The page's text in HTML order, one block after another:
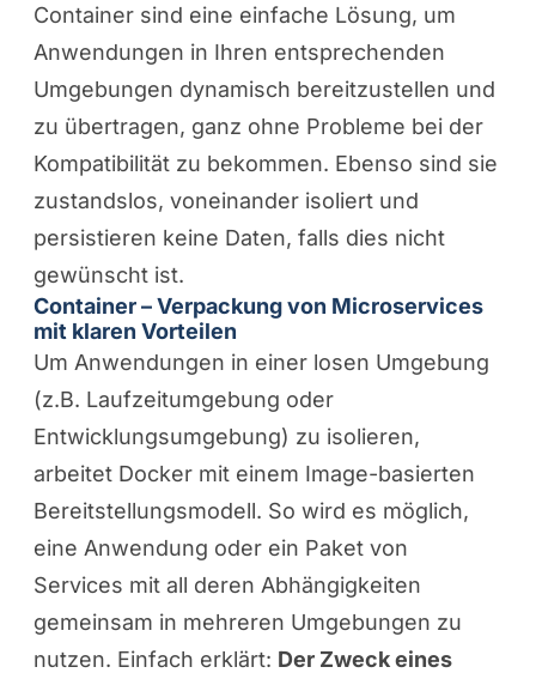
Container sind eine einfache Lösung, um
Anwendungen in Ihren entsprechenden
Umgebungen dynamisch bereitzustellen und
zu übertragen, ganz ohne Probleme bei der
Kompatibilität zu bekommen. Ebenso sind sie
zustandslos, voneinander isoliert und
persistieren keine Daten, falls dies nicht
gewünscht ist.
Container – Verpackung von Microservices
mit klaren Vorteilen
Um Anwendungen in einer losen Umgebung
(z.B. Laufzeitumgebung oder
Entwicklungsumgebung) zu isolieren,
arbeitet Docker mit einem Image-basierten
Bereitstellungsmodell. So wird es möglich,
eine Anwendung oder ein Paket von
Services mit all deren Abhängigkeiten
gemeinsam in mehreren Umgebungen zu
nutzen. Einfach erklärt: Der Zweck eines